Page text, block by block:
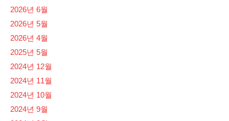
2026년 6월
2026년 5월
2026년 4월
2025년 5월
2024년 12월
2024년 11월
2024년 10월
2024년 9월